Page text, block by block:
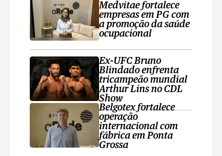
Medvitae fortalece
empresas em PG com
a promoção da saúde
ocupacional
Ex-UFC Bruno
Blindado enfrenta
tricampeão mundial
Arthur Lins no CDL
Show
Belgotex fortalece
operação
internacional com
fábrica em Ponta
Grossa